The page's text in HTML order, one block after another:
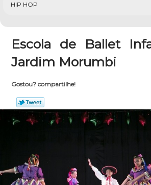
HIP HOP
Escola de Ballet
Jardim Morumbi
Gostou? compartilhe!